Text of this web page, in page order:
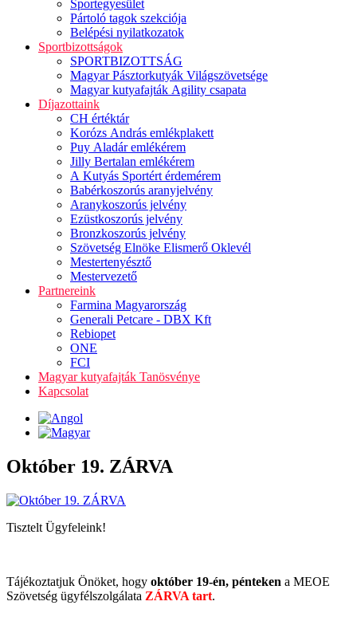
Sportegyesület
Pártoló tagok szekciója
Belépési nyilatkozatok
Sportbizottságok
SPORTBIZOTTSÁG
Magyar Pásztorkutyák Világszövetsége
Magyar kutyafajták Agility csapata
Díjazottaink
CH értéktár
Korózs András emlékplakett
Puy Aladár emlékérem
Jilly Bertalan emlékérem
A Kutyás Sportért érdemérem
Babérkoszorús aranyjelvény
Aranykoszorús jelvény
Ezüstkoszorús jelvény
Bronzkoszorús jelvény
Szövetség Elnöke Elismerő Oklevél
Mestertenyésztő
Mestervezető
Partnereink
Farmina Magyarország
Generali Petcare - DBX Kft
Rebiopet
ONE
FCI
Magyar kutyafajták Tanösvénye
Kapcsolat
Október 19. ZÁRVA
Tisztelt Ügyfeleink!
Tájékoztatjuk Önöket, hogy október 19-én, pénteken a MEOE
Szövetség ügyfélszolgálata ZÁRVA tart.